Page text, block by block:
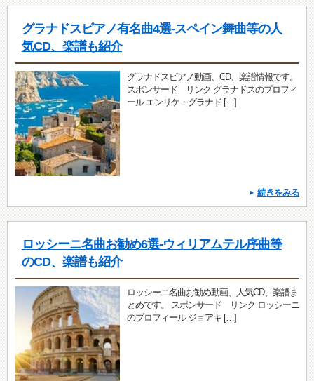
グラナドスピアノ有名曲4選-スペイン舞曲等の人
気CD、楽譜も紹介
グラナドスピアノ動画、CD、楽譜情報です。
スポンサード リンク グラナドスのプロフィ
ール エンリケ・グラナド […]
続きをみる
ロッシーニ名曲お勧め6選-ウィリアムテル序曲等
のCD、楽譜も紹介
ロッシーニ名曲お勧め動画、人気CD、楽譜ま
とめです。 スポンサード リンク ロッシーニ
のプロフィール ジョアキ […]